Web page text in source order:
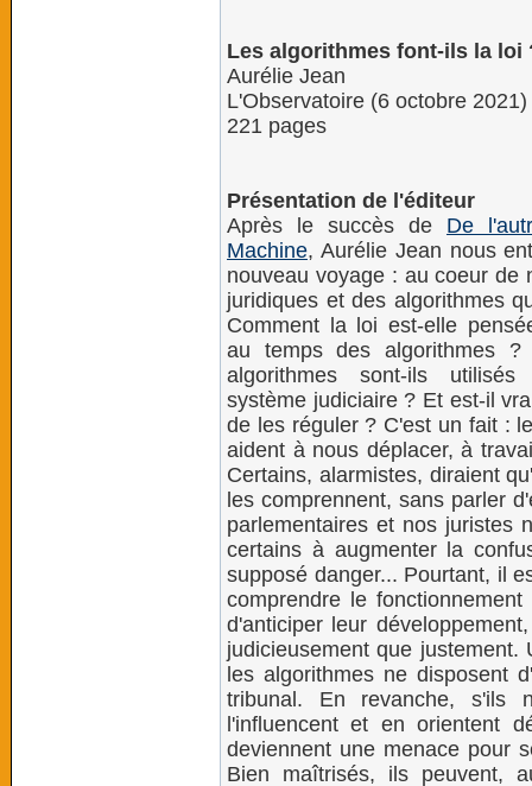
Les algorithmes font-ils la loi
Aurélie Jean
L'Observatoire (6 octobre 2021)
221 pages
Présentation de l'éditeur
Après le succès de De
Machine, Aurélie Jean nous
nouveau voyage : au coeur de
juridiques et des algorithmes
Comment la loi est-elle
au temps des algorithmes ?
algorithmes sont-ils
système judiciaire ? Et est-il
de les réguler ? C'est un fait :
aident à nous déplacer, à
Certains, alarmistes, diraient
les comprennent, sans parler
parlementaires et nos juristes
certains à augmenter la
supposé danger... Pourtant, il
comprendre le
d'anticiper leur
judicieusement que justement.
les algorithmes ne disposent
tribunal. En revanche, s'ils
l'influencent et en orientent
deviennent une menace pour
Bien maîtrisés, ils peuvent,